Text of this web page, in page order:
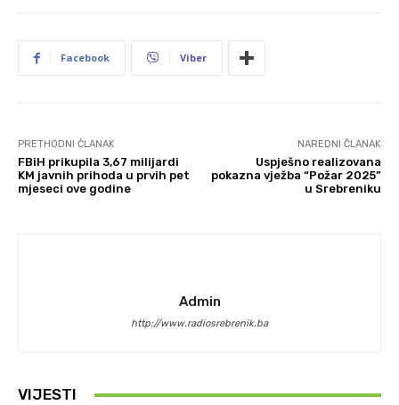
Facebook Viber
PRETHODNI ČLANAK
FBiH prikupila 3,67 milijardi
KM javnih prihoda u prvih pet
mjeseci ove godine
NAREDNI ČLANAK
Uspješno realizovana
pokazna vježba “Požar 2025”
u Srebreniku
Admin
http://www.radiosrebrenik.ba
VIJESTI